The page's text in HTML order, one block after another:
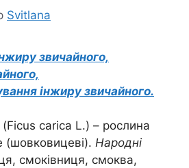
Svitlana
звичайного,
інжиру звичайного.
carica L.) – рослина
(шовковицеві). Народні
смоківниця, смоква,